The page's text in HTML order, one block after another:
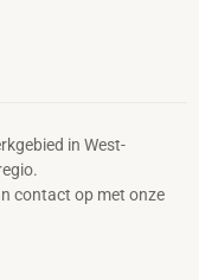
in West-
contact op met onze